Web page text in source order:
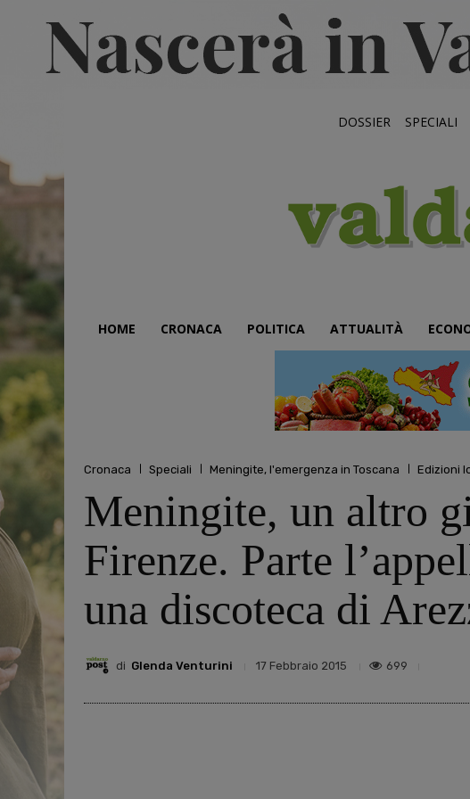
DOSSIER SPECIALI
HOME CRONACA POLITICA ATTUALITÀ
Cronaca Speciali Meningite, l'emergenza in Toscana Edizioni
Meningite, un altro
Firenze. Parte
una discoteca di
di Glenda Venturini 17 Febbraio 2015 699